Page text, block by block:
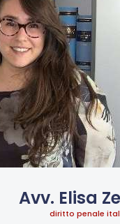
Avv. Elisa
diritto penale